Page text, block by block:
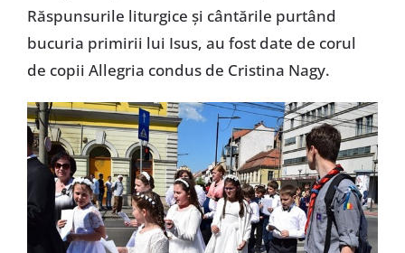
Răspunsurile liturgice și cântările purtând
bucuria primirii lui Isus, au fost date de corul
de copii Allegria condus de Cristina Nagy.